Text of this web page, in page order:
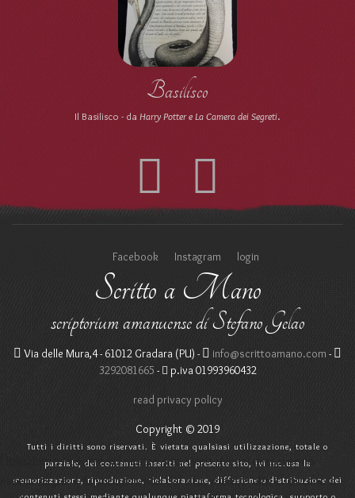
Basilisco
Il Basilisco - da Harry Potter e La Camera dei Segreti.
Facebook Instagram login
Scritto a Mano
scriptorium amanuense di Stefano Gelao
Via delle Mura,4 - 61012 Gradara (PU) - info@scrittoamano.com -
3292081665 - p.iva 01993960432
read privacy policy
Copyright © 2019
Tutti i diritti sono riservati. È vietata qualsiasi utilizzazione, totale o
parziale, dei contenuti inseriti nel presente sito, ivi inclusa la
memorizzazione, riproduzione, rielaborazione, diffusione o distribuzione dei
Utilizziamo i cookie sul nostro sito Web. Alcuni di essi sono
essenziali per il funzionamento del sito, mentre altri ci aiutano a